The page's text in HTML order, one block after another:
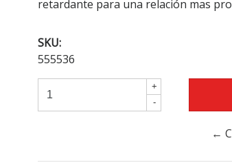
retardante para una relación mas
SKU:
555536
+
-
←